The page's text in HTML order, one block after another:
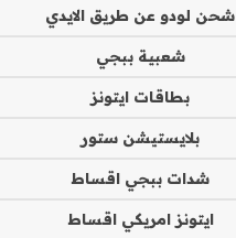
شحن لودو عن طريق الايدي
شعبية ببجي
بطاقات ايتونز
بلايستيشن ستور
شدات ببجي اقساط
ايتونز امريكي اقساط